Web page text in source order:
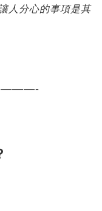
人分心的事項是其